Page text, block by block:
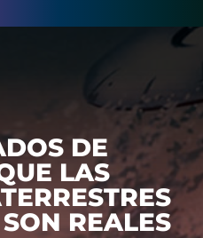
DE
LAS
REALES